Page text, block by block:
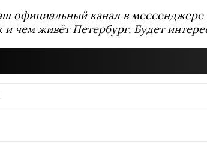
официальный канал в
и чем живёт Петербург. Будет